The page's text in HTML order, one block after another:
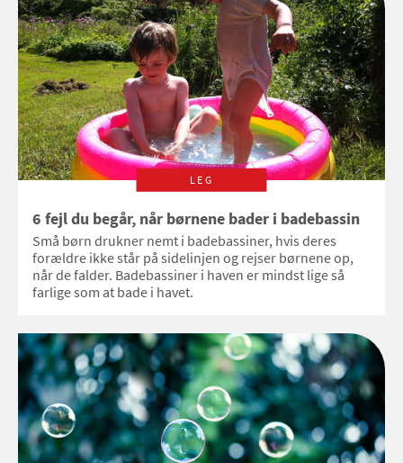
LEG
6 fejl du begår, når børnene bader i badebassin
Små børn drukner nemt i badebassiner, hvis deres
forældre ikke står på sidelinjen og rejser børnene op,
når de falder. Badebassiner i haven er mindst lige så
farlige som at bade i havet.